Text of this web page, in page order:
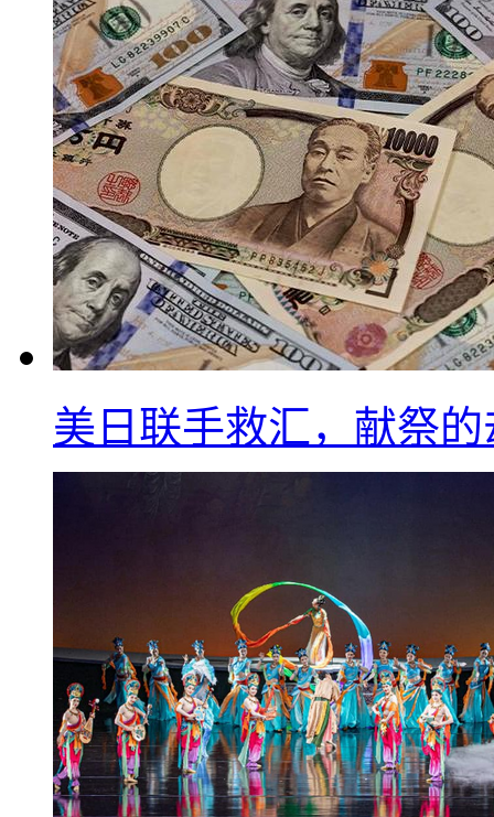
美日联手救汇，献祭